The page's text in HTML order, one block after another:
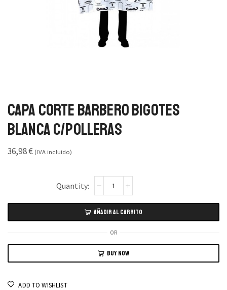
Capa Corte Barbero Bigotes
Blanca C/Polleras
36,98€ (IVA incluido)
AÑADIR AL CARRITO
OR
BUY NOW
ADD TO WISHLIST